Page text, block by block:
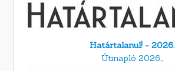
Határtalanul! - 2026.
Útinapló 2026.,